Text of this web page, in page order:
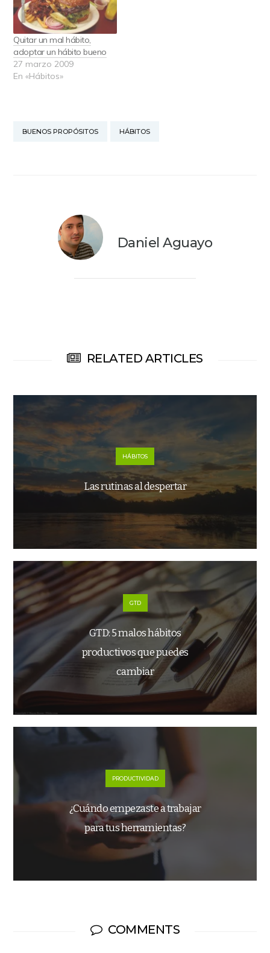
Quitar un mal hábito,
adoptar un hábito bueno
27 marzo 2009
En «Hábitos»
BUENOS PROPÓSITOS HÁBITOS
Daniel Aguayo
RELATED ARTICLES
HÁBITOS
Las rutinas al despertar
GTD
GTD: 5 malos hábitos
productivos que puedes
cambiar
PRODUCTIVIDAD
¿Cuándo empezaste a trabajar
para tus herramientas?
COMMENTS